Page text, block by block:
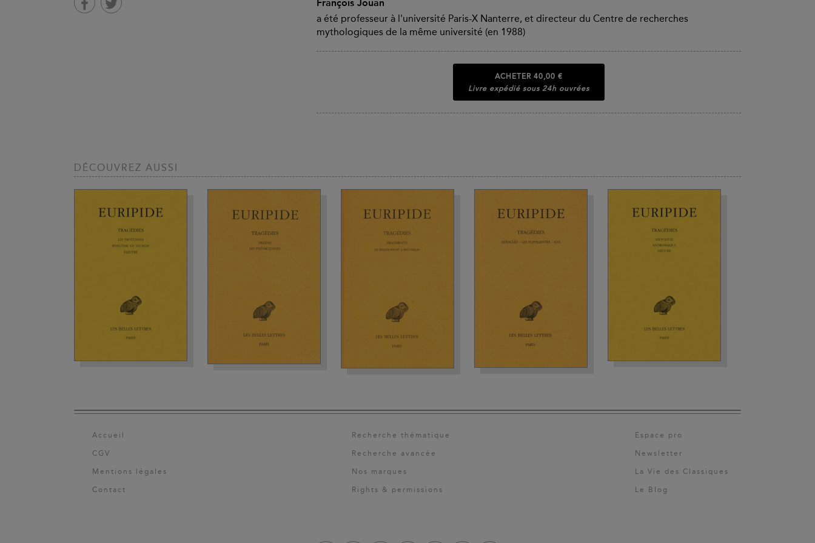
François Jouan
a été professeur à l'université Paris-X Nanterre, et directeur du Centre de recherches
mythologiques de la même université (en 1988)
ACHETER 40,00 €
Livre expédié sous 24h ouvrées
DÉCOUVREZ AUSSI
Accueil
CGV
Mentions légales
Contact
Recherche thématique
Recherche avancée
Nos marques
Rights & permissions
Espace pro
Newsletter
La Vie des Classiques
Le Blog